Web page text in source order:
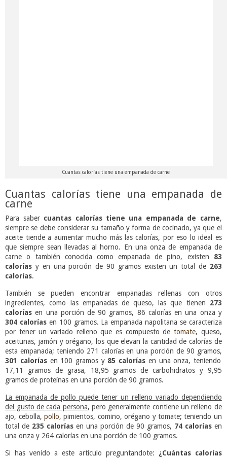
Cuantas calorías tiene una empanada de carne
Cuantas calorías tiene una empanada de
carne
Para saber cuantas calorías tiene una empanada de carne,
siempre se debe considerar su tamaño y forma de cocinado, ya que el
aceite tiende a aumentar mucho más las calorías, por eso lo ideal es
que siempre sean llevadas al horno. En una onza de empanada de
carne o también conocida como empanada de pino, existen 83
calorías y en una porción de 90 gramos existen un total de 263
calorías.
También se pueden encontrar empanadas rellenas con otros
ingredientes, como las empanadas de queso, las que tienen 273
calorías en una porción de 90 gramos, 86 calorías en una onza y
304 calorías en 100 gramos. La empanada napolitana se caracteriza
por tener un variado relleno que es compuesto detomate, queso,
aceitunas, jamón y orégano, los que elevan la cantidad de calorías de
esta empanada; teniendo 271 calorías en una porción de 90 gramos,
301 caloríasen 100 gramos y 85 calorías en una onza, teniendo
17,11 gramos de grasa, 18,95 gramos de carbohidratos y 9,95
gramos de proteínas en una porción de 90 gramos.
La empanada de pollo puede tener un relleno variado dependiendo
del gusto de cada persona, pero generalmente contiene un relleno de
ajo, cebolla, pollo, pimientos, comino, orégano y tomate; teniendo un
total de 235 calorías en una porción de 90 gramos, 74 caloríasen
una onza y 264 calorías en una porción de 100 gramos.
Si has venido a este artículo preguntandote: ¿Cuántas calorías